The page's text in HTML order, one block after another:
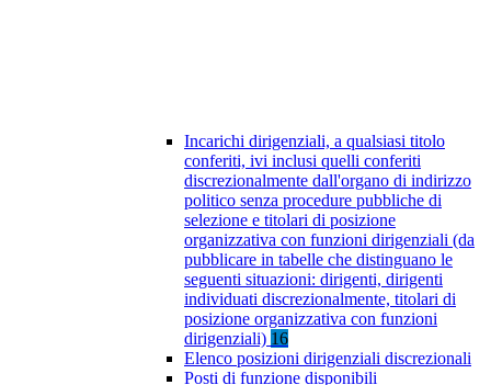
Incarichi dirigenziali, a qualsiasi titolo
conferiti, ivi inclusi quelli conferiti
discrezionalmente dall'organo di indirizzo
politico senza procedure pubbliche di
selezione e titolari di posizione
organizzativa con funzioni dirigenziali (da
pubblicare in tabelle che distinguano le
seguenti situazioni: dirigenti, dirigenti
individuati discrezionalmente, titolari di
posizione organizzativa con funzioni
dirigenziali) 16
Elenco posizioni dirigenziali discrezionali
Posti di funzione disponibili